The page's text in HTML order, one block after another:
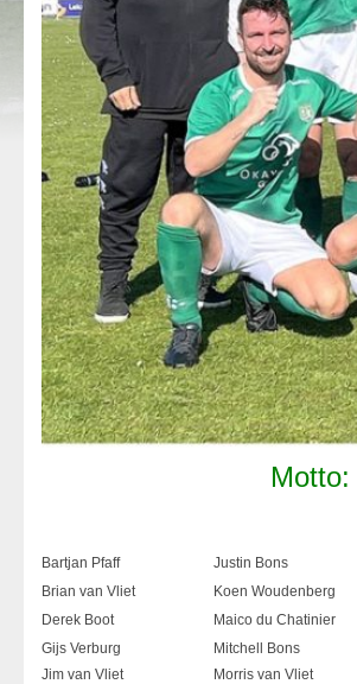
Motto:
Bartjan Pfaff Justin Bons
Brian van Vliet
Koen Woudenberg
Derek Boot
Maico du Chatinier
Gijs Verburg
Mitchell Bons
Jim van Vliet
Morris van Vliet